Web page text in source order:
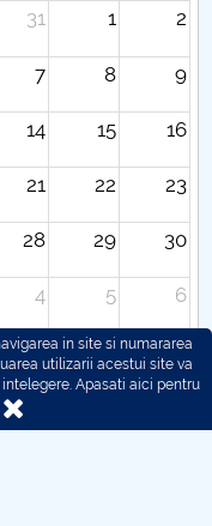
31 1 2
7 8 9
14 15 16
21 22 23
28 29 30
4 5 6
in site si numararea
utilizarii acestui site va
Apasati aici pentru